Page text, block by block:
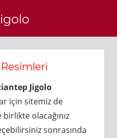
Jigolo
için sitemiz de
birlikte olacağınız
sonrasında